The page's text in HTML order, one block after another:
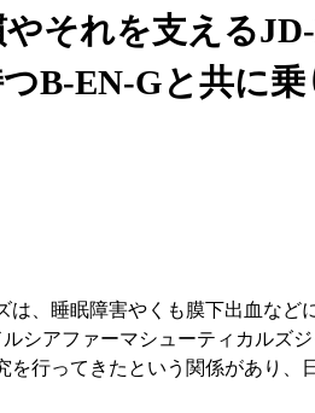
それを支える
B-EN-Gと共に
、睡眠障害やくも膜下出血な
シアファーマシューティカルズ
行ってきたという関係があり